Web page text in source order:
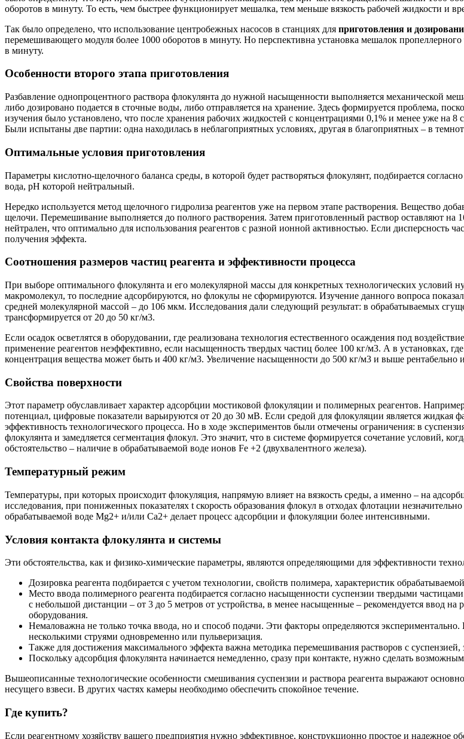
оборотов в минуту. То есть, чем быстрее функционирует мешалка, тем меньше вязкость рабочей жидкости и
Так было определено, что использование центробежных насосов в станциях для приготовления и
перемешивающего модуля более 1000 оборотов в минуту. Но перспективна установка мешалок
в минуту.
Особенности второго этапа приготовления
Разбавление однопроцентного раствора флокулянта до нужной насыщенности выполняется механической
либо дозировано подается в сточные воды, либо отправляется на хранение. Здесь формируется проблема,
изучения было установлено, что после хранения рабочих жидкостей с концентрациями 0,1% и менее уже на 8
Были испытаны две партии: одна находилась в неблагоприятных условиях, другая в благоприятных – в
Оптимальные условия приготовления
Параметры кислотно-щелочного баланса среды, в которой будет растворяться флокулянт, подбирается
вода, рН которой нейтральный.
Нередко используется метод щелочного гидролиза реагентов уже на первом этапе растворения. Вещество
щелочи. Перемешивание выполняется до полного растворения. Затем приготовленный раствор оставляют
нейтрален, что оптимально для использования реагентов с разной ионной активностью. Если дисперсность
получения эффекта.
Соотношения размеров частиц реагента и эффективности процесса
При выборе оптимального флокулянта и его молекулярной массы для конкретных технологических условий
макромолекул, то последние адсорбируются, но флокулы не сформируются. Изучение данного вопроса
средней молекулярной массой – до 106 мкм. Исследования дали следующий результат: в обрабатываемых
трансформируется от 20 до 50 кг/м3.
Если осадок осветлятся в оборудовании, где реализована технология естественного осаждения под
применение реагентов неэффективно, если насыщенность твердых частиц более 100 кг/м3. А в установках,
концентрация вещества может быть и 400 кг/м3. Увеличение насыщенности до 500 кг/м3 и выше рентабельно
Свойства поверхности
Этот параметр обуславливает характер адсорбции мостиковой флокуляции и полимерных реагентов.
потенциал, цифровые показатели варьируются от 20 до 30 мВ. Если средой для флокуляции является жидкая
эффективность технологического процесса. Но в ходе экспериментов были отмечены ограничения: в
флокулянта и замедляется сегментация флокул. Это значит, что в системе формируется сочетание условий,
обстоятельство – наличие в обрабатываемой воде ионов Fe +2 (двухвалентного железа).
Температурный режим
Температуры, при которых происходит флокуляция, напрямую влияет на вязкость среды, а именно – на
исследования, при пониженных показателях t скорость образования флокул в отходах флотации
обрабатываемой воде Мg2+ и/или Са2+ делает процесс адсорбции и флокуляции более интенсивными.
Условия контакта флокулянта и системы
Эти обстоятельства, как и физико-химические параметры, являются определяющими для эффективности
Дозировка реагента подбирается с учетом технологии, свойств полимера, характеристик
Место ввода полимерного реагента подбирается согласно насыщенности суспензии твердыми
с небольшой дистанции – от 3 до 5 метров от устройства, в менее насыщенные – рекомендуется ввод
оборудования.
Немаловажна не только точка ввода, но и способ подачи. Эти факторы определяются
несколькими струями одновременно или пульверизация.
Также для достижения максимального эффекта важна методика перемешивания растворов с
Поскольку адсорбция флокулянта начинается немедленно, сразу при контакте, нужно сделать
Вышеописанные технологические особенности смешивания суспензии и раствора реагента выражают
несущего взвеси. В других частях камеры необходимо обеспечить спокойное течение.
Где купить?
Если реагентному хозяйству вашего предприятия нужно эффективное, конструкционно простое и надежное